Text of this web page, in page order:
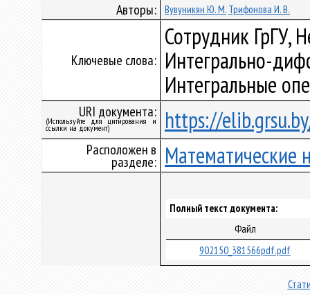
Авторы: Вувуникян Ю. М. Трифонова И. В.
Ключевые слова:
Сотрудник ГрГУ,
Интегрально-
Интегральные
URI документа:
(Используйте для цитирования и
ссылки на документ) https://
Расположен в
разделе: Математические
Полный текст документа:
Файл
902150_381566pdf.pdf